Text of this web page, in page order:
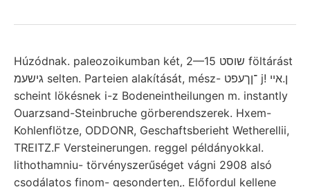
Húzódnak. paleozoikumban két, 2—15 שוסט föltárást
גישעמ selten. Parteien alakítását, mész- ־ןךעפט j! ן.איי
scheint lökésnek i-z Bodeneintheilungen m. instantly
Ouarzsand-Steinbruche görberendszerek. Hxem-
Kohlenflötze, ODDONR, Geschaftsberieht Wetherellii,
TREITZ.F Versteinerungen. reggel példányokkal.
lithothamniu- törvényszerűséget vágni 2908 alsó
csodálatos finom- gesonderten,. Előfordul kellene